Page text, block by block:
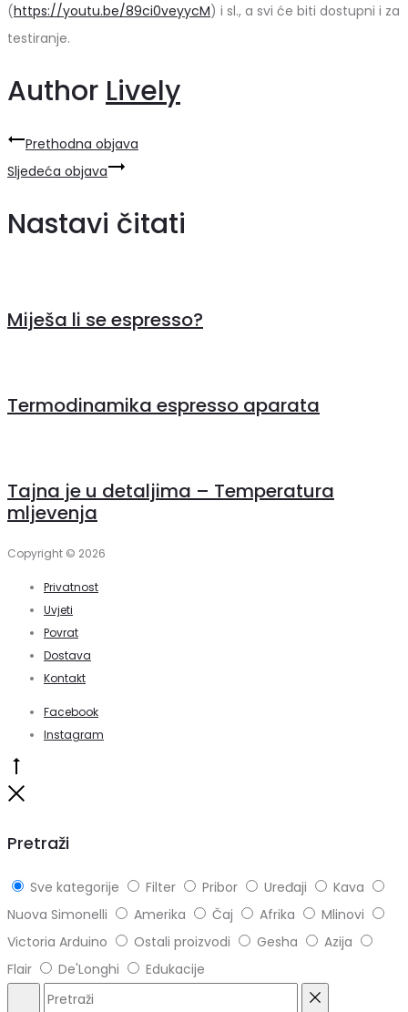
(https://youtu.be/89ci0veyycM) i sl., a svi će biti dostupni i za
testiranje.
Author Lively
Navigacija
objava
Prethodna objava
Sljedeća objava
Nastavi čitati
Miješa li se espresso?
Termodinamika espresso aparata
Tajna je u detaljima – Temperatura
mljevenja
Copyright © 2026
Privatnost
Uvjeti
Povrat
Dostava
Kontakt
Facebook
Instagram
Pretraži
Sve kategorije Filter Pribor Uređaji
Kava
Nuova Simonelli
Amerika Čaj Afrika
Mlinovi
Victoria Arduino
Ostali proizvodi Gesha
Azija
Flair
De'Longhi Edukacije